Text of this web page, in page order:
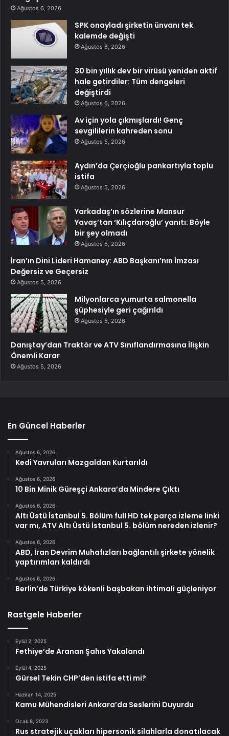
Ağustos 6, 2026
SPK onayladı şirketin ünvanı tek
kalemde değişti
Ağustos 6, 2026
30 bin yıllık dev bir virüsü yeniden aktif
hale getirdiler: Tüm dengeleri
değiştirdi
Ağustos 6, 2026
Av için yola çıkmışlardı! Genç
sevgililerin kahreden sonu
Ağustos 5, 2026
Aydın’da Çerçioğlu pankartıyla toplu
istifa
Ağustos 5, 2026
Yarkadaş’ın sözlerine Mansur
Yavaş’tan ‘Kılıçdaroğlu’ yanıtı: Böyle
bir şey olmadı
Ağustos 5, 2026
İran’ın Dini Lideri Hamaney: ABD Başkanı’nın İmzası
Değersiz ve Geçersiz
Ağustos 5, 2026
Milyonlarca yumurta salmonella
şüphesiyle geri çağırıldı
Ağustos 5, 2026
Danıştay’dan Traktör ve ATV Sınıflandırmasına İlişkin
Önemli Karar
Ağustos 5, 2026
En Güncel Haberler
Ağustos 6, 2026
Kedi Yavruları Mazgaldan Kurtarıldı
Ağustos 6, 2026
10 Bin Minik Güreşçi Ankara’da Mindere Çıktı
Ağustos 6, 2026
Altı Üstü İstanbul 5. Bölüm full HD tek parça izleme linki
var mı, ATV Altı Üstü İstanbul 5. bölüm nereden izlenir?
Ağustos 6, 2026
ABD, İran Devrim Muhafızları bağlantılı şirkete yönelik
yaptırımları kaldırdı
Ağustos 6, 2026
Berlin’de Türkiye kökenli başbakan ihtimali güçleniyor
Rastgele Haberler
Eylül 2, 2025
Fethiye’de Aranan Şahıs Yakalandı
Eylül 4, 2025
Gürsel Tekin CHP’den istifa etti mi?
Haziran 14, 2025
Kamu Mühendisleri Ankara’da Seslerini Duyurdu
Ocak 8, 2023
Rus stratejik uçakları hipersonik silahlarla donatılacak